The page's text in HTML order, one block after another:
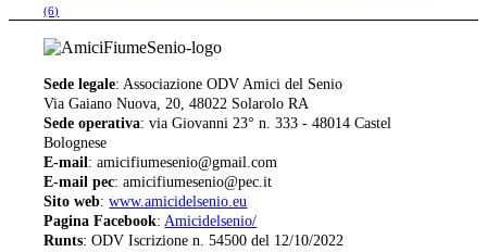
(6)
Sede legale: Associazione ODV Amici del Senio
Via Gaiano Nuova, 20, 48022 Solarolo RA
Sede operativa: via Giovanni 23° n. 333 - 48014 Castel
Bolognese
E-mail : amicifiumesenio@gmail.com
E-mail pec: amicifiumesenio@pec.it
Sito web:www.amicidelsenio.eu
Pagina Facebook: Amicidelsenio/
Runts: ODV Iscrizione n. 54500 del 12/10/2022